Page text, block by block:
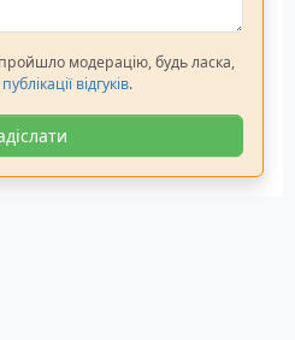
модерацію, будь ласка,
відгуків.